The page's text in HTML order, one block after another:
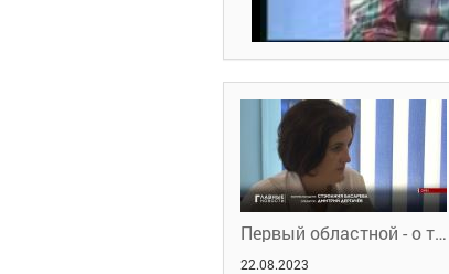
Первый областной - о том, как в регионе реализуются мероприятия по профобучению в рамках нацпроекта
22.08.2023